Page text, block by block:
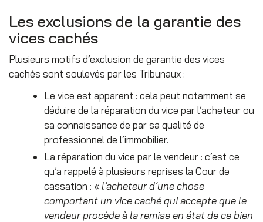
Les exclusions de la garantie des
vices cachés
Plusieurs motifs d’exclusion de garantie des vices
cachés sont soulevés par les Tribunaux :
Le vice est apparent : cela peut notamment se
déduire de la réparation du vice par l’acheteur ou
sa connaissance de par sa qualité de
professionnel de l’immobilier.
La réparation du vice par le vendeur : c’est ce
qu’a rappelé à plusieurs reprises la Cour de
cassation : « l’acheteur d’une chose
comportant un vice caché qui accepte que le
vendeur procède à la remise en état de ce bien